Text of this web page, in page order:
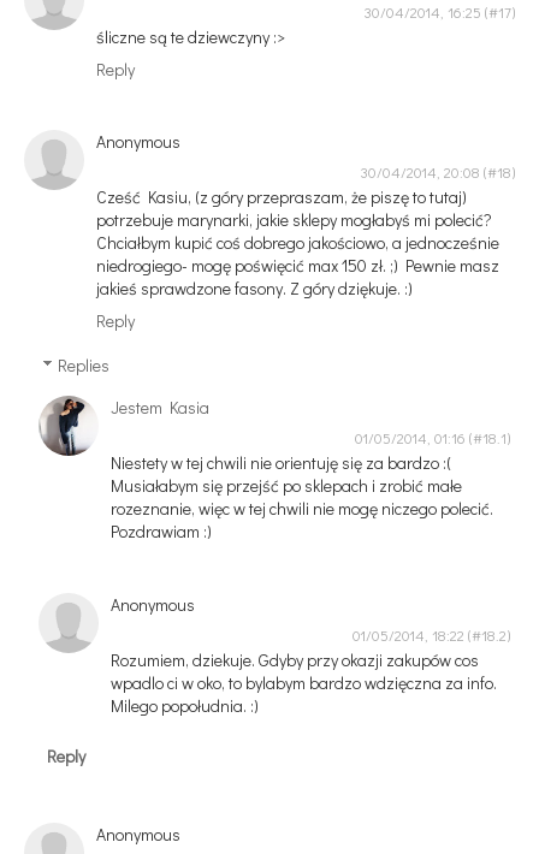
30/04/2014, 16:25
śliczne są te dziewczyny :>
Reply
Anonymous
30/04/2014, 20:08
Cześć Kasiu, (z góry przepraszam, że piszę to tutaj)
potrzebuje marynarki, jakie sklepy mogłabyś mi polecić?
Chciałbym kupić coś dobrego jakościowo, a jednocześnie
niedrogiego- mogę poświęcić max 150 zł. ;) Pewnie masz
jakieś sprawdzone fasony. Z góry dziękuje. :)
Reply
Replies
Jestem Kasia
01/05/2014, 01:16
Niestety w tej chwili nie orientuję się za bardzo :(
Musiałabym się przejść po sklepach i zrobić małe
rozeznanie, więc w tej chwili nie mogę niczego polecić.
Pozdrawiam :)
Anonymous
01/05/2014, 18:22
Rozumiem, dziekuje. Gdyby przy okazji zakupów cos
wpadlo ci w oko, to bylabym bardzo wdzięczna za info.
Milego popołudnia. :)
Reply
Anonymous